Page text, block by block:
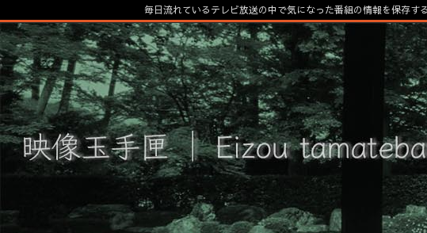
毎日流れているテレビ放送の中で気になった番組の情報を保存す